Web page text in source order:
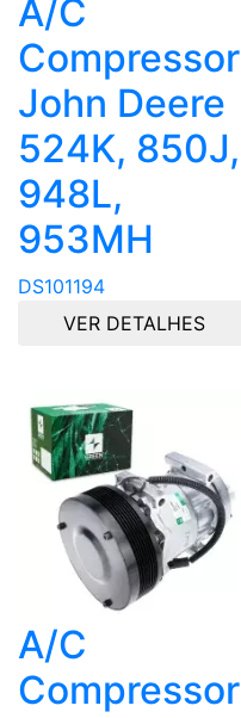
A/C
Compressor
John Deere
524K, 850J,
948L,
953MH
DS101194
VER DETALHES
A/C
Compressor